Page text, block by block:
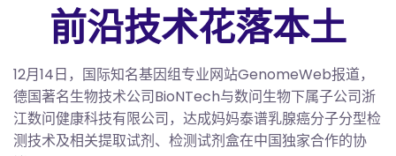
前沿技术花落本土
12月14日，国际知名基因组专业网站GenomeWeb报道，
德国著名生物技术公司BioNTech与数问生物下属子公司浙
江数问健康科技有限公司，达成妈妈泰谱乳腺癌分子分型检
测技术及相关提取试剂、检测试剂盒在中国独家合作的协